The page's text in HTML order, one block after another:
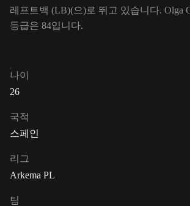
레프트백 (LB)(으)로 뛰고 있습니다. Olga
등급은 84입니다.
나이
26
국적
스페인
리그
Arkema PL
팀